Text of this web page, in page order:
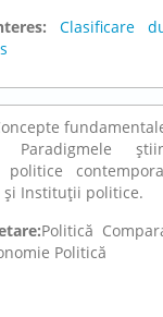
Clasificare
şi Instituţii politice.
Politică
Politică